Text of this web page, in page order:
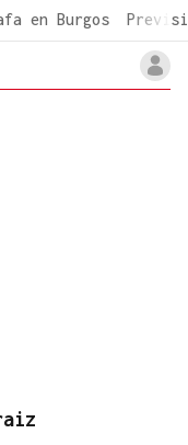
en Burgos